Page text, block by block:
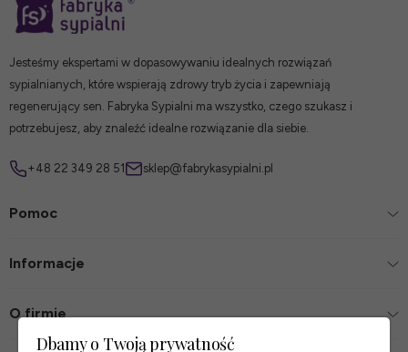
Jesteśmy ekspertami w dopasowywaniu idealnych rozwiązań
sypialnianych, które wspierają zdrowy tryb życia i zapewniają
regenerujący sen. Fabryka Sypialni ma wszystko, czego szukasz i
potrzebujesz, aby znaleźć idealne rozwiązanie dla siebie.
+48 22 349 28 51 sklep@fabrykasypialni.pl
Pomoc
Informacje
O firmie
Dbamy o Twoją prywatność